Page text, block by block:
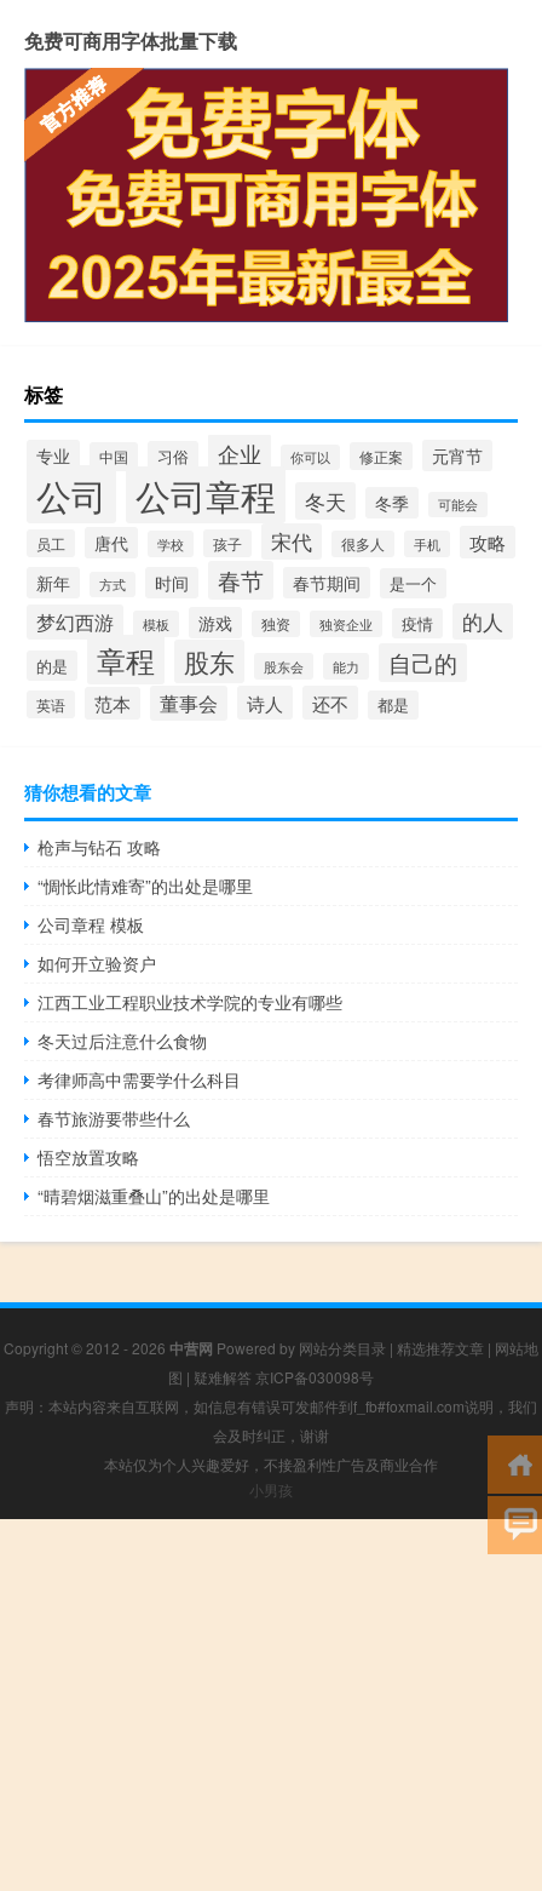
免费可商用字体批量下载
标签
专业 中国 习俗 企业 你可以 修正案 元宵节
公司 公司章程 冬天 冬季 可能会
员工 唐代 学校 孩子 宋代 很多人 手机 攻略
新年 方式 时间 春节 春节期间 是一个
梦幻西游 模板 游戏 独资 独资企业 疫情 的人
的是 章程 股东 股东会 能力 自己的
英语 范本 董事会 诗人 还不 都是
猜你想看的文章
枪声与钻石 攻略
“惆怅此情难寄”的出处是哪里
公司章程 模板
如何开立验资户
江西工业工程职业技术学院的专业有哪些
冬天过后注意什么食物
考律师高中需要学什么科目
春节旅游要带些什么
悟空放置攻略
“晴碧烟滋重叠山”的出处是哪里
Copyright © 2012 - 2026 中营网 Powered by 网站分类目录 | 精选推荐文章 | 网站地
图 | 疑难解答 京ICP备030098号
声明：本站内容来自互联网，如信息有错误可发邮件到f_fb#foxmail.com说明，我们
会及时纠正，谢谢
本站仅为个人兴趣爱好，不接盈利性广告及商业合作
小男孩